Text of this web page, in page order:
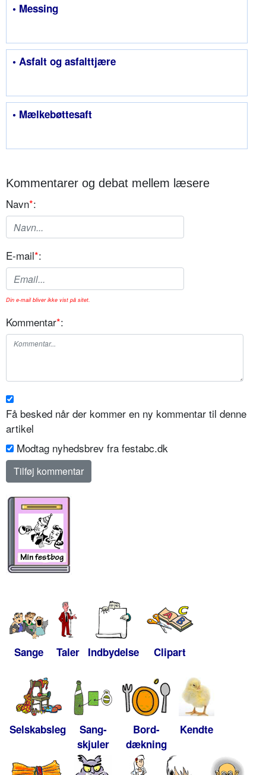
• Messing
• Asfalt og asfalttjære
• Mælkebøttesaft
Kommentarer og debat mellem læsere
Navn*:
E-mail*:
Din e-mail bliver ikke vist på sitet.
Kommentar*:
Få besked når der kommer en ny kommentar til denne
artikel
Modtag nyhedsbrev fra festabc.dk
Sange Taler Indbydelse Clipart
Selskabsleg
Sang-
skjuler
Bord-
dækning
Kendte